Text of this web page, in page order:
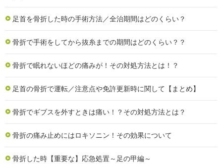
足首を骨折した時の手術方法／全治期間はどのくらい？
骨折で手術をしてから抜糸までの期間はどのくらい？？
骨折で眠れないほどの痛みが！その対処方法とは！？
足首の骨折で運転／注意点や免許更新時に関して【まとめ】
骨折でギブスを外すときは痛い！？その対処方法とは？
骨折の痛み止めにはロキソニン！その効果について
骨折した時【重要な】応急処置～足の甲編～